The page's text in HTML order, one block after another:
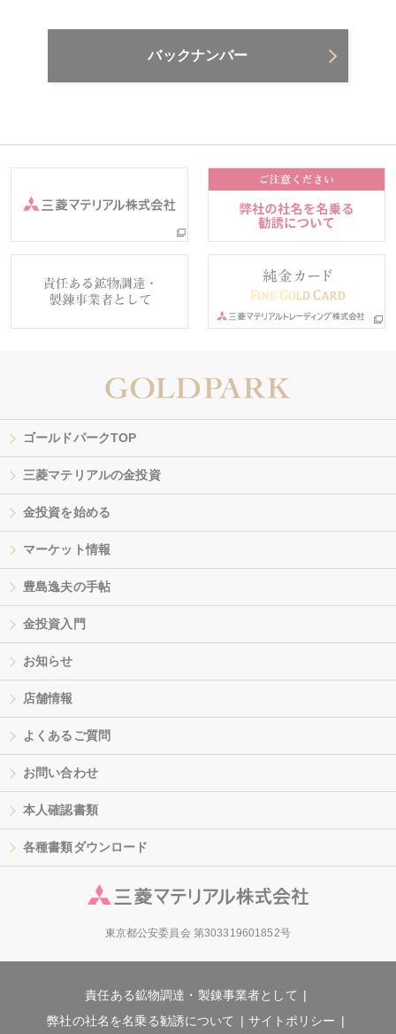
バックナンバー
ゴールドパークTOP
三菱マテリアルの金投資
金投資を始める
マーケット情報
豊島逸夫の手帖
金投資入門
お知らせ
店舗情報
よくあるご質問
お問い合わせ
本人確認書類
各種書類ダウンロード
東京都公安委員会 第303319601852号
責任ある鉱物調達・製錬事業者として
弊社の社名を名乗る勧誘について
サイトポリシー